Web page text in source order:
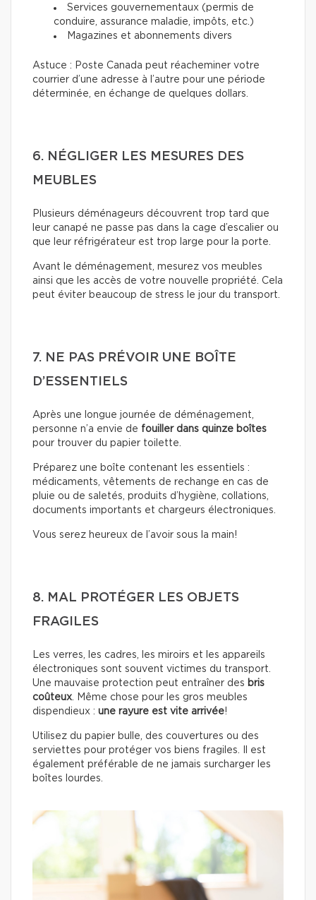
Services gouvernementaux (permis de
conduire, assurance maladie, impôts, etc.)
Magazines et abonnements divers
Astuce : Poste Canada peut réacheminer votre
courrier d’une adresse à l’autre pour une période
déterminée, en échange de quelques dollars.
6. NÉGLIGER LES MESURES DES
MEUBLES
Plusieurs déménageurs découvrent trop tard que
leur canapé ne passe pas dans la cage d’escalier ou
que leur réfrigérateur est trop large pour la porte.
Avant le déménagement, mesurez vos meubles
ainsi que les accès de votre nouvelle propriété. Cela
peut éviter beaucoup de stress le jour du transport.
7. NE PAS PRÉVOIR UNE BOÎTE
D’ESSENTIELS
Après une longue journée de déménagement,
personne n’a envie de fouiller dans quinze boîtes
pour trouver du papier toilette.
Préparez une boîte contenant les essentiels :
médicaments, vêtements de rechange en cas de
pluie ou de saletés, produits d’hygiène, collations,
documents importants et chargeurs électroniques.
Vous serez heureux de l’avoir sous la main!
8. MAL PROTÉGER LES OBJETS
FRAGILES
Les verres, les cadres, les miroirs et les appareils
électroniques sont souvent victimes du transport.
Une mauvaise protection peut entraîner des bris
coûteux. Même chose pour les gros meubles
dispendieux : une rayure est vite arrivée!
Utilisez du papier bulle, des couvertures ou des
serviettes pour protéger vos biens fragiles. Il est
également préférable de ne jamais surcharger les
boîtes lourdes.